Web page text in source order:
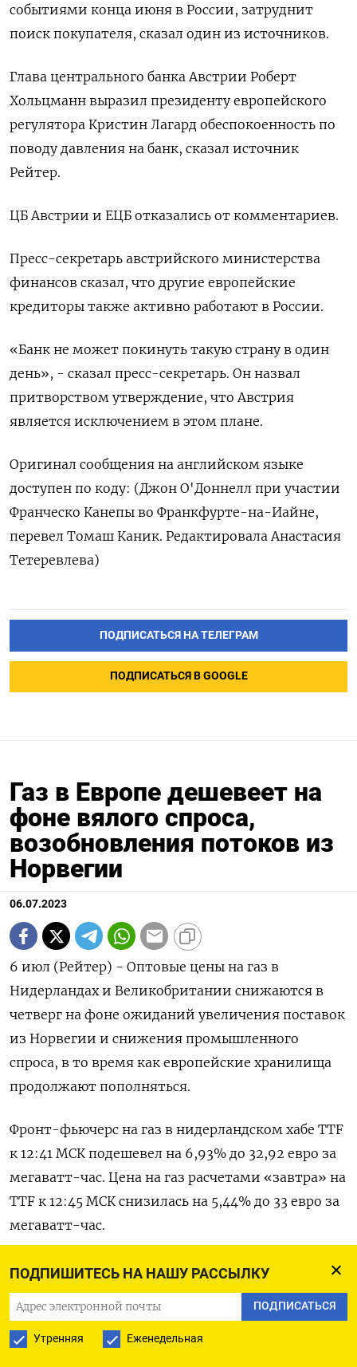
ПОДПИШИТЕСЬ НА НАШУ РАССЫЛКУ
ПОДПИСАТЬСЯ
Утренняя Еженедельная
событиями конца июня в России, затруднит
поиск покупателя, сказал один из источников.
Глава центрального банка Австрии Роберт
Хольцманн выразил президенту европейского
регулятора Кристин Лагард обеспокоенность по
поводу давления на банк, сказал источник
Рейтер.
ЦБ Австрии и ЕЦБ отказались от комментариев.
Пресс-секретарь австрийского министерства
финансов сказал, что другие европейские
кредиторы также активно работают в России.
«Банк не может покинуть такую страну в один
день», - сказал пресс-секретарь. Он назвал
притворством утверждение, что Австрия
является исключением в этом плане.
Оригинал сообщения на английском языке
доступен по коду: (Джон О'Доннелл при участии
Франческо Канепы во Франкфурте-на-Иайне,
перевел Томаш Каник. Редактировала Анастасия
Тетеревлева)
ПОДПИСАТЬСЯ НА ТЕЛЕГРАМ
ПОДПИСАТЬСЯ В GOOGLE
Газ в Европе дешевеет на
фоне вялого спроса,
возобновления потоков из
Норвегии
06.07.2023
6 июл (Рейтер) - Оптовые цены на газ в
Нидерландах и Великобритании снижаются в
четверг на фоне ожиданий увеличения поставок
из Норвегии и снижения промышленного
спроса, в то время как европейские хранилища
продолжают пополняться.
Фронт-фьючерс на газ в нидерландском хабе TTF
к 12:41 МСК подешевел на 6,93% до 32,92 евро за
мегаватт-час. Цена на газ расчетами «завтра» на
TTF к 12:45 МСК снизилась на 5,44% до 33 евро за
мегаватт-час.
Стоимость газа расчетами «завтра» в
Великобритании к 12:50 МСК снизилась на 4,71%
до 80,5 пенса за терм, с «немедленной
поставкой» к 12:12 МСК - опустилась на 4,68% до